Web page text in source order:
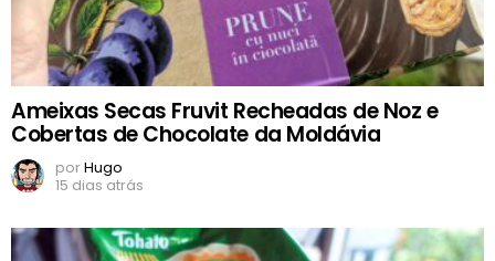
Ameixas Secas Fruvit Recheadas de Noz e
Cobertas de Chocolate da Moldávia
porHugo
15 dias atrás